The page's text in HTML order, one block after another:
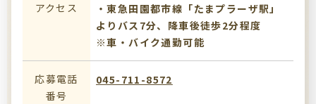
アクセス
・東急田園都市線「たまプラーザ駅」
よりバス7分、降車後徒歩2分程度
※車・バイク通勤可能
応募電話
番号
045-711-8572